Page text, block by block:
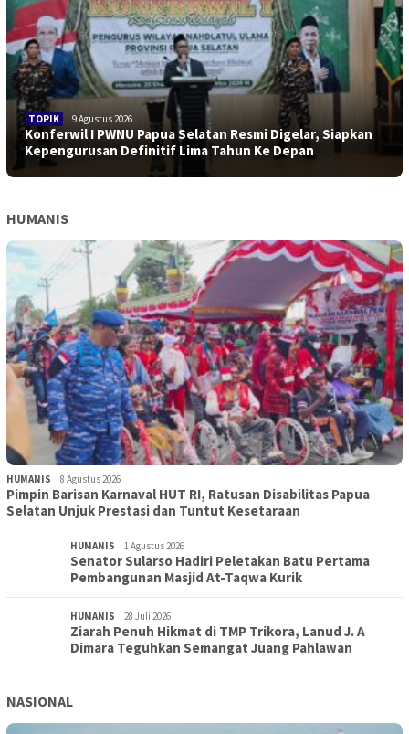
TOPIK 9 Agustus 2026
Konferwil I PWNU Papua Selatan Resmi Digelar, Siapkan
Kepengurusan Definitif Lima Tahun Ke Depan
HUMANIS
HUMANIS 8 Agustus 2026
Pimpin Barisan Karnaval HUT RI, Ratusan Disabilitas Papua
Selatan Unjuk Prestasi dan Tuntut Kesetaraan
HUMANIS 1 Agustus 2026
Senator Sularso Hadiri Peletakan Batu Pertama
Pembangunan Masjid At-Taqwa Kurik
HUMANIS 28 Juli 2026
Ziarah Penuh Hikmat di TMP Trikora, Lanud J. A
Dimara Teguhkan Semangat Juang Pahlawan
NASIONAL